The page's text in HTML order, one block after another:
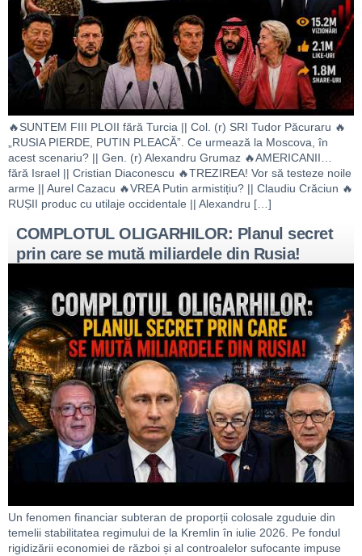
🔥SUNTEM FIII PLOII fără Turcia || Col. (r) SRI Tudor Păcuraru 🔥
„RUSIA PIERDE, PUTIN PLEACĂ”. Ce urmează la Moscova, în
acest scenariu? || Gen. (r) Alexandru Grumaz 🔥AMERICANII…
fără Israel || Cristian Diaconescu 🔥TREZIREA! Vor să testeze noile
arme || Aurel Cazacu 🔥VREA Putin armistițiu? || Claudiu Crăciun 🔥
RUȘII produc cu utilaje occidentale || Alexandru […]
COMPLOTUL OLIGARHILOR: Planul secret
prin care se mută miliardele din Rusia!
Un fenomen financiar subteran de proporții colosale zguduie din
temelii stabilitatea regimului de la Kremlin în iulie 2026. Pe fondul
rigidizării economiei de război și al controalelor sufocante impuse